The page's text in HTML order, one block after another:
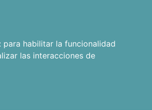
para habilitar la funcionalidad
las interacciones de